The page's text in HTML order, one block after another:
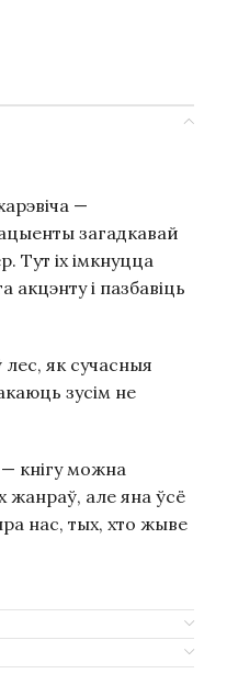
—
загадкавай
Тут іх імкнуцца
акцэнту і пазбавіць
як сучасныя
зусім не
кнігу можна
жанраў, але яна ўсё
нас, тых, хто жыве